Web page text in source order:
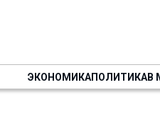
ЭКОНОМИКАПОЛИТИКАВ